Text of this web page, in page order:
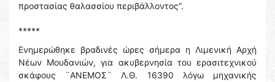
προστασίας θαλασσίου περιβάλλοντος”.
*****
Ενημερώθηκε βραδινές ώρες σήμερα η Λιμενική Αρχή
Νέων Μουδανιών, για ακυβερνησία του ερασιτεχνικού
σκάφους ¨ΑΝΕΜΟΣ¨ Λ.Θ. 16390 λόγω μηχανικής